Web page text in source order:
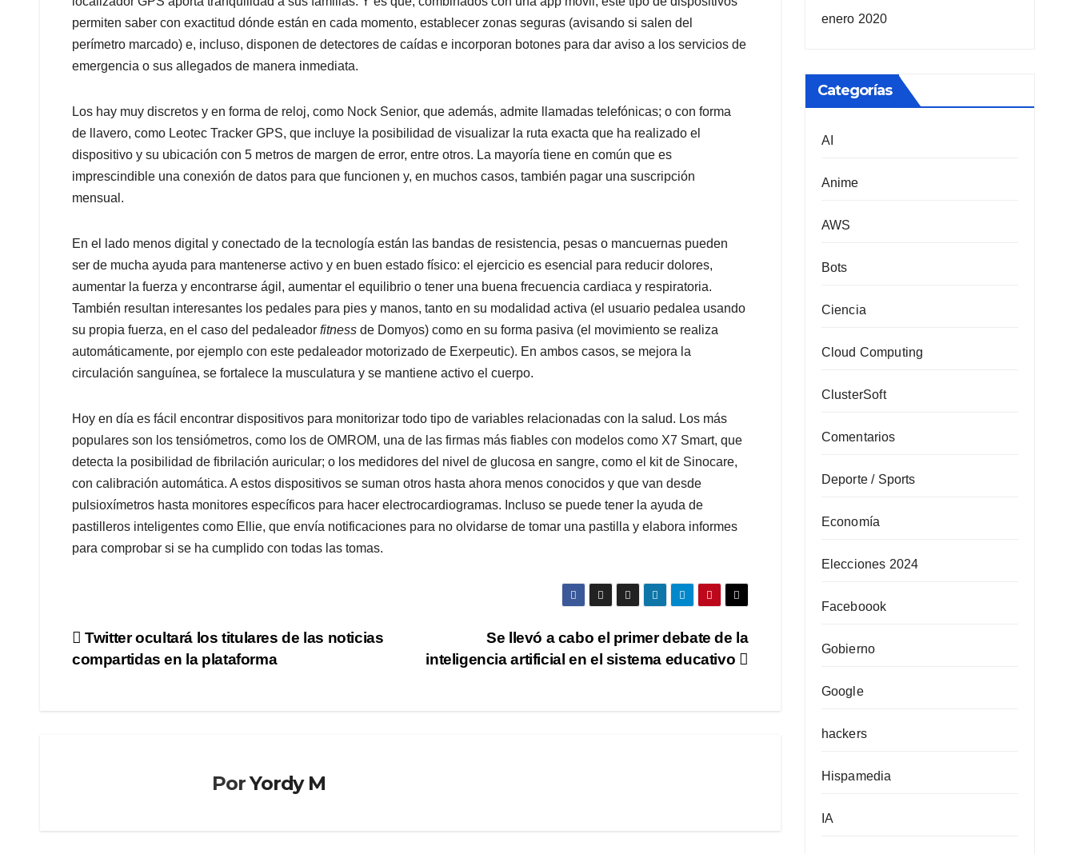
permiten saber con exactitud dónde están en cada momento, establecer zonas seguras (avisando si salen del
perímetro marcado) e, incluso, disponen de detectores de caídas e incorporan botones para dar aviso a los servicios de
emergencia o sus allegados de manera inmediata.
Los hay muy discretos y en forma de reloj, como Nock Senior, que además, admite llamadas telefónicas; o con forma
de llavero, como Leotec Tracker GPS, que incluye la posibilidad de visualizar la ruta exacta que ha realizado el
dispositivo y su ubicación con 5 metros de margen de error, entre otros. La mayoría tiene en común que es
imprescindible una conexión de datos para que funcionen y, en muchos casos, también pagar una suscripción
mensual.
En el lado menos digital y conectado de la tecnología están las bandas de resistencia, pesas o mancuernas pueden
ser de mucha ayuda para mantenerse activo y en buen estado físico: el ejercicio es esencial para reducir dolores,
aumentar la fuerza y encontrarse ágil, aumentar el equilibrio o tener una buena frecuencia cardiaca y respiratoria.
También resultan interesantes los pedales para pies y manos, tanto en su modalidad activa (el usuario pedalea usando
su propia fuerza, en el caso del pedaleador fitness de Domyos) como en su forma pasiva (el movimiento se realiza
automáticamente, por ejemplo con este pedaleador motorizado de Exerpeutic). En ambos casos, se mejora la
circulación sanguínea, se fortalece la musculatura y se mantiene activo el cuerpo.
Hoy en día es fácil encontrar dispositivos para monitorizar todo tipo de variables relacionadas con la salud. Los más
populares son los tensiómetros, como los de OMROM, una de las firmas más fiables con modelos como X7 Smart, que
detecta la posibilidad de fibrilación auricular; o los medidores del nivel de glucosa en sangre, como el kit de Sinocare,
con calibración automática. A estos dispositivos se suman otros hasta ahora menos conocidos y que van desde
pulsioxímetros hasta monitores específicos para hacer electrocardiogramas. Incluso se puede tener la ayuda de
pastilleros inteligentes como Ellie, que envía notificaciones para no olvidarse de tomar una pastilla y elabora informes
para comprobar si se ha cumplido con todas las tomas.
Navegación
Se llevó a cabo el primer debate de la
inteligencia artificial en el sistema educativo
Twitter ocultará los titulares de las noticias
compartidas en la plataforma
PorYordy MBOTS
enero 2020
Categorías
AI
Anime
AWS
Bots
Ciencia
Cloud Computing
ClusterSoft
Comentarios
Deporte / Sports
Economía
Elecciones 2024
Faceboook
Gobierno
Google
hackers
Hispamedia
IA